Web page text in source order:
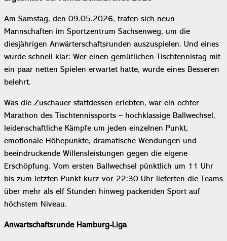
Am Samstag, den 09.05.2026, trafen sich neun
Mannschaften im Sportzentrum Sachsenweg, um die
diesjährigen Anwärterschaftsrunden auszuspielen. Und eines
wurde schnell klar: Wer einen gemütlichen Tischtennistag mit
ein paar netten Spielen erwartet hatte, wurde eines Besseren
belehrt.
Was die Zuschauer stattdessen erlebten, war ein echter
Marathon des Tischtennissports – hochklassige Ballwechsel,
leidenschaftliche Kämpfe um jeden einzelnen Punkt,
emotionale Höhepunkte, dramatische Wendungen und
beeindruckende Willensleistungen gegen die eigene
Erschöpfung. Vom ersten Ballwechsel pünktlich um 11 Uhr
bis zum letzten Punkt kurz vor 22:30 Uhr lieferten die Teams
über mehr als elf Stunden hinweg packenden Sport auf
höchstem Niveau.
Anwartschaftsrunde Hamburg-Liga